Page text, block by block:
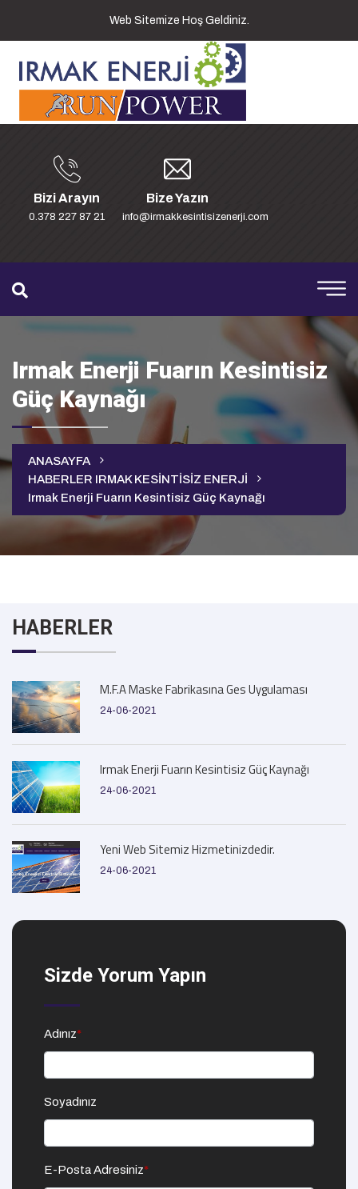
Web Sitemize Hoş Geldiniz.
Bizi Arayın
0.378 227 87 21
Bize Yazın
info@irmakkesintisizenerji.com
Irmak Enerji Fuarın Kesintisiz
Güç Kaynağı
ANASAYFA
HABERLER IRMAK KESİNTİSİZ ENERJİ
Irmak Enerji Fuarın Kesintisiz Güç Kaynağı
HABERLER
M.F.A Maske Fabrikasına Ges Uygulaması
24-06-2021
Irmak Enerji Fuarın Kesintisiz Güç Kaynağı
24-06-2021
Yeni Web Sitemiz Hizmetinizdedir.
24-06-2021
Sizde Yorum Yapın
Adınız*
Soyadınız
E-Posta Adresiniz*